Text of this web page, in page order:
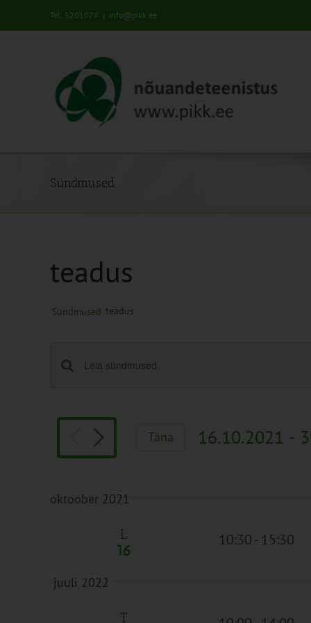
Tel: 5201078 | info@pikk.ee
Sündmused
teadus
Sündmused teadus
Sündmused
Navigation
Enter
for
Sündmused
by
Täna 16.10.2021 -
oktoober 2021
L
16
10:30- 15:30
juuli 2022
T